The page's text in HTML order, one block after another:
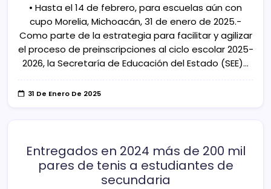
• Hasta el 14 de febrero, para escuelas aún con
cupo Morelia, Michoacán, 31 de enero de 2025.-
Como parte de la estrategia para facilitar y agilizar
el proceso de preinscripciones al ciclo escolar 2025-
2026, la Secretaría de Educación del Estado (SEE)…
31 De Enero De 2025
Entregados en 2024 más de 200 mil
pares de tenis a estudiantes de
secundaria